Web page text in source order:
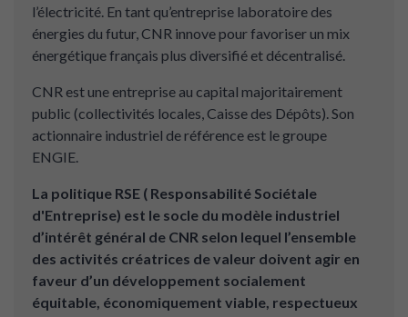
l’électricité. En tant qu’entreprise laboratoire des
énergies du futur, CNR innove pour favoriser un mix
énergétique français plus diversifié et décentralisé.
CNR est une entreprise au capital majoritairement
public (collectivités locales, Caisse des Dépôts). Son
actionnaire industriel de référence est le groupe
ENGIE.
La politique RSE ( Responsabilité Sociétale
d'Entreprise) est le socle du modèle industriel
d’intérêt général de CNR selon lequel l’ensemble
des activités créatrices de valeur doivent agir en
faveur d’un développement socialement
équitable, économiquement viable, respectueux